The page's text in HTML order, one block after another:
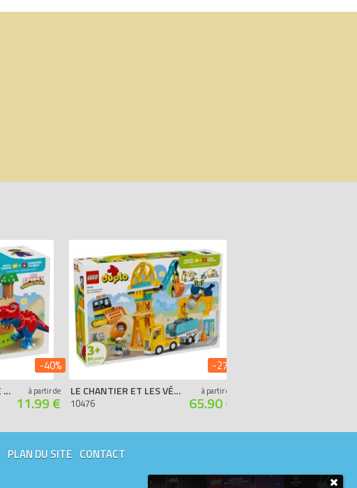
SPIDEY-REX CONTRE LE BOUFFON VERT à partir de
11.99 €
-40%
LE CHANTIER ET LES VÉHICULES DE CONSTRUCTION 3-EN-1
10476
à partir de
65.90 €
-27%
PLAN DU SITE CONTACT